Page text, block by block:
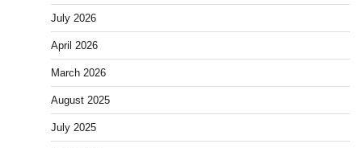
July 2026
April 2026
March 2026
August 2025
July 2025